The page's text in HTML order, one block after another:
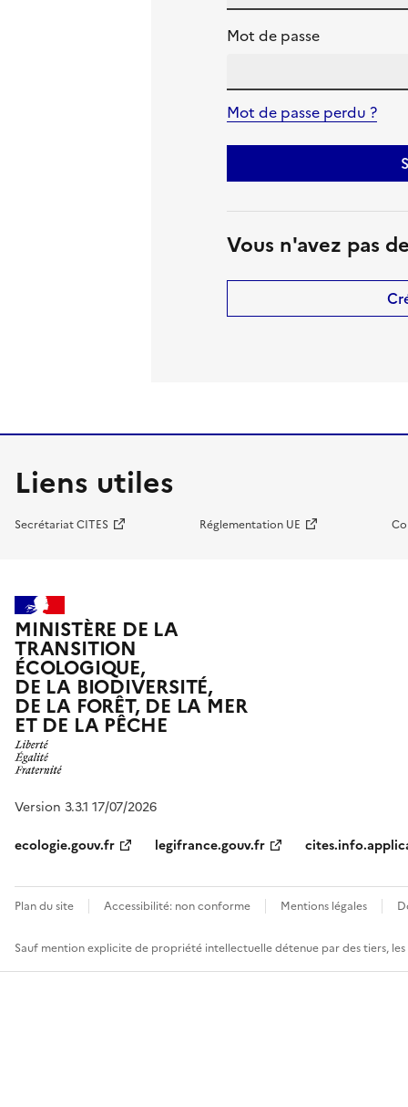
Mot de passe
Mot de passe perdu ?
Vous n'avez pas
Liens utiles
Secrétariat CITES Réglementation UE
MINISTÈRE DE LA
TRANSITION
ÉCOLOGIQUE,
DE LA BIODIVERSITÉ,
DE LA FORÊT, DE LA MER
ET DE LA PÊCHE
Version 3.3.1 17/07/2026
ecologie.gouv.fr
legifrance.gouv.fr
Plan du site Accessibilité: non conforme Mentions légales
Sauf mention explicite de propriété intellectuelle détenue par des tiers,